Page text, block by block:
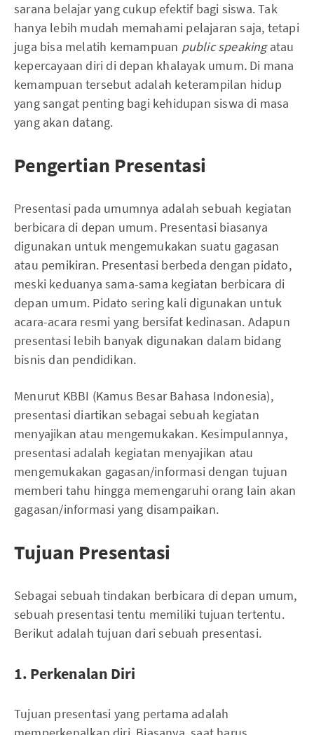
sarana belajar yang cukup efektif bagi siswa. Tak
hanya lebih mudah memahami pelajaran saja, tetapi
juga bisa melatih kemampuan public speakingatau
kepercayaan diri di depan khalayak umum. Di mana
kemampuan tersebut adalah keterampilan hidup
yang sangat penting bagi kehidupan siswa di masa
yang akan datang.
Pengertian Presentasi
Presentasi pada umumnya adalah sebuah kegiatan
berbicara di depan umum. Presentasi biasanya
digunakan untuk mengemukakan suatu gagasan
atau pemikiran. Presentasi berbeda dengan pidato,
meski keduanya sama-sama kegiatan berbicara di
depan umum. Pidato sering kali digunakan untuk
acara-acara resmi yang bersifat kedinasan. Adapun
presentasi lebih banyak digunakan dalam bidang
bisnis dan pendidikan.
Menurut KBBI (Kamus Besar Bahasa Indonesia),
presentasi diartikan sebagai sebuah kegiatan
menyajikan atau mengemukakan. Kesimpulannya,
presentasi adalah kegiatan menyajikan atau
mengemukakan gagasan/informasi dengan tujuan
memberi tahu hingga memengaruhi orang lain akan
gagasan/informasi yang disampaikan.
Tujuan Presentasi
Sebagai sebuah tindakan berbicara di depan umum,
sebuah presentasi tentu memiliki tujuan tertentu.
Berikut adalah tujuan dari sebuah presentasi.
1. Perkenalan Diri
Tujuan presentasi yang pertama adalah